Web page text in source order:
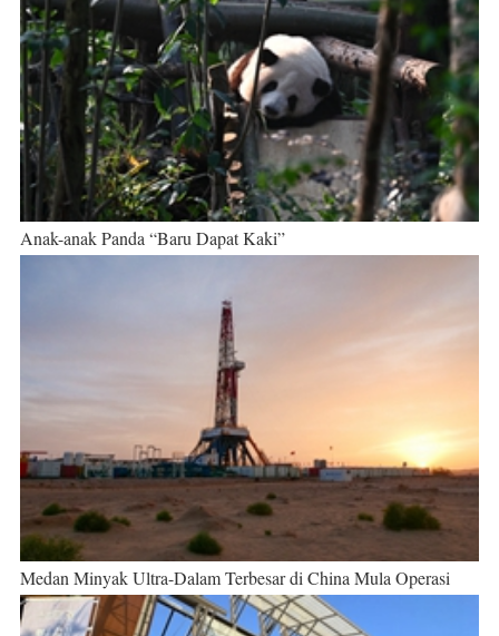
Anak-anak Panda “Baru Dapat Kaki”
Medan Minyak Ultra-Dalam Terbesar di China Mula Operasi